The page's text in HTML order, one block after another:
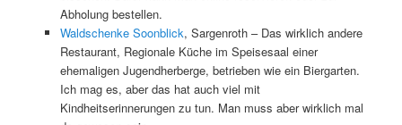
Abholung bestellen.
Waldschenke Soonblick, Sargenroth – Das wirklich andere
Restaurant, Regionale Küche im Speisesaal einer
ehemaligen Jugendherberge, betrieben wie ein Biergarten.
Ich mag es, aber das hat auch viel mit
Kindheitserinnerungen zu tun. Man muss aber wirklich mal